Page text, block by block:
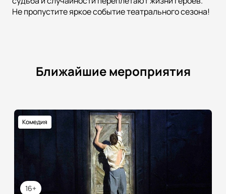
Не пропустите яркое событие театрального сезона!
Ближайшие мероприятия
16+
Комедия